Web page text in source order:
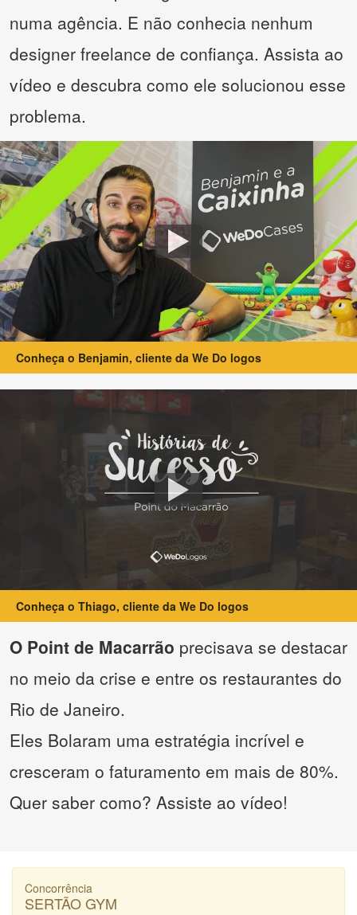
numa agência. E não conhecia nenhum
designer freelance de confiança. Assista ao
vídeo e descubra como ele solucionou esse
problema.
Conheça o Benjamin, cliente da We Do logos
Conheça o Thiago, cliente da We Do logos
O Point de Macarrão precisava se destacar
no meio da crise e entre os restaurantes do
Rio de Janeiro.
Eles Bolaram uma estratégia incrível e
cresceram o faturamento em mais de 80%.
Quer saber como? Assiste ao vídeo!
Concorrência
SERTÃO GYM